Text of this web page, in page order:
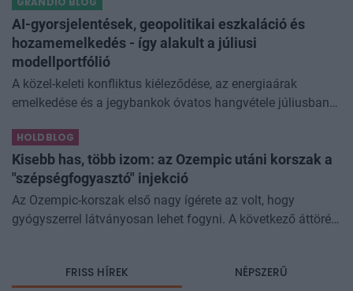
még az állam finanszírozását is m
AI-gyorsjelentések, geopolitikai eszkaláció és
hozamemelkedés - így alakult a júliusi
modellportfólió
A közel-keleti konfliktus kiéleződése, az energiaárak
emelkedése és a jegybankok óvatos hangvétele júliusban
miközben a jelentő
HOLDBLOG
Kisebb has, több izom: az Ozempic utáni korszak a
"szépségfogyasztó" injekció
Az Ozempic-korszak első nagy ígérete az volt, hogy
gyógyszerrel látványosan lehet fogyni. A következő áttörés
FRISS HÍREK NÉPSZERŰ